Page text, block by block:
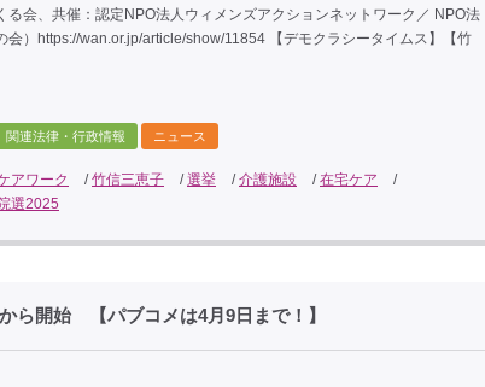
る会、共催：認定NPO法人ウィメンズアクションネットワーク／ NPO法
会）https://wan.or.jp/article/show/11854 【デモクラシータイムス】【竹
関連法律・行政情報 ニュース
アワーク /竹信三恵子 /選挙 /介護施設 /在宅ケア
/
選2025
ら開始 【パブコメは4月9日まで！】